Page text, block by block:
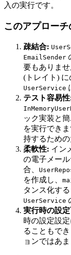
入の実行です。
このアプローチ
疎結合:
EmailSender
要もありま
(トレイト) に
UserService
テスト容易
ック実装と
を実行でき
持するための
柔軟性: イン
の電子メー
合、
を作成し、
タンス化す
UserService
実行時の設
時の設定設
ることもで
ョンではあ